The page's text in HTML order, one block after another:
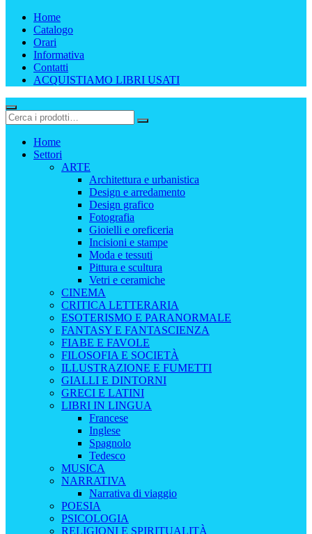
Home
Catalogo
Orari
Informativa
Contatti
ACQUISTIAMO LIBRI USATI
Home
Settori
ARTE
Architettura e urbanistica
Design e arredamento
Design grafico
Fotografia
Gioielli e oreficeria
Incisioni e stampe
Moda e tessuti
Pittura e scultura
Vetri e ceramiche
CINEMA
CRITICA LETTERARIA
ESOTERISMO E PARANORMALE
FANTASY E FANTASCIENZA
FIABE E FAVOLE
FILOSOFIA E SOCIETÀ
ILLUSTRAZIONE E FUMETTI
GIALLI E DINTORNI
GRECI E LATINI
LIBRI IN LINGUA
Francese
Inglese
Spagnolo
Tedesco
MUSICA
NARRATIVA
Narrativa di viaggio
POESIA
PSICOLOGIA
RELIGIONI E SPIRITUALITÀ